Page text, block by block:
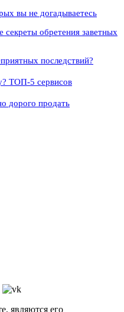
вы не догадываетесь
секреты обретения заветных
последствий?
ТОП-5 сервисов
дорого продать
являются его